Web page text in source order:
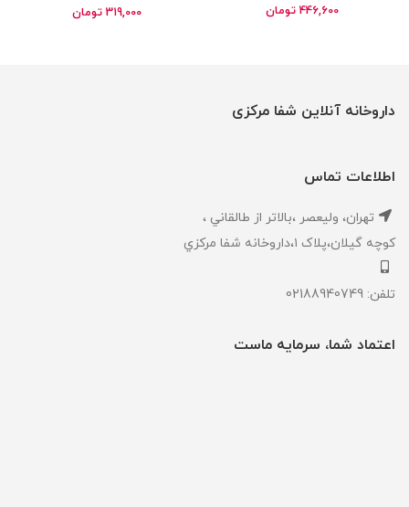
446,600 تومان
319,000 تومان
داروخانه آنلاین شفا مرکزی
اطلاعات تماس
تهران، ‎وليعصر ،بالاتر از طالقاني ،
كوچه گيلان،پلاک ۱،داروخانه شفا مركزي
تلفن: 02188940749
اعتماد شما، سرمایه ماست